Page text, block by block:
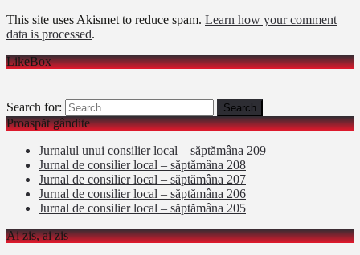
This site uses Akismet to reduce spam. Learn how your comment
data is processed.
LikeBox
Search for:
Proaspăt gândite
Jurnalul unui consilier local – săptămâna 209
Jurnal de consilier local – săptămâna 208
Jurnal de consilier local – săptămâna 207
Jurnal de consilier local – săptămâna 206
Jurnal de consilier local – săptămâna 205
Ai zis, ai zis